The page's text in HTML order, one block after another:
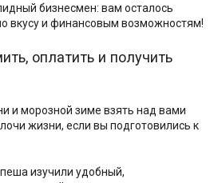
бизнесмен: вам осталось
вкусу и финансовым возможностям!
оплатить и получить
и морозной зиме взять над вами
жизни, если вы подготовились к
изучили удобный,